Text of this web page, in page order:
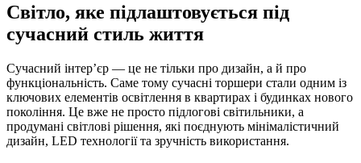
Світло, яке підлаштовується під
сучасний стиль життя
Сучасний інтер’єр — це не тільки про дизайн, а й про
функціональність. Саме тому сучасні торшери стали одним із
ключових елементів освітлення в квартирах і будинках нового
покоління. Це вже не просто підлогові світильники, а
продумані світлові рішення, які поєднують мінімалістичний
дизайн, LED технології та зручність використання.